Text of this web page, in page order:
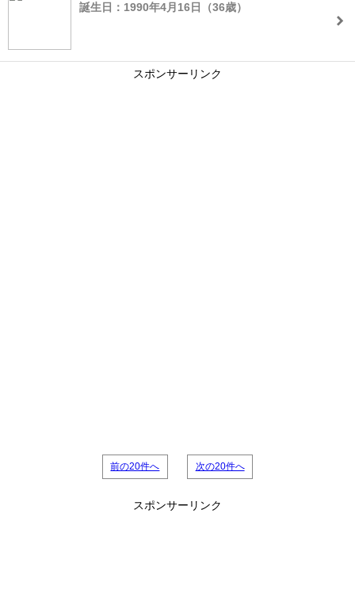
誕生日：1990年4月16日（36歳）
スポンサーリンク
前の20件へ 次の20件へ
スポンサーリンク